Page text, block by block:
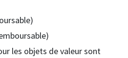
les objets de valeur sont